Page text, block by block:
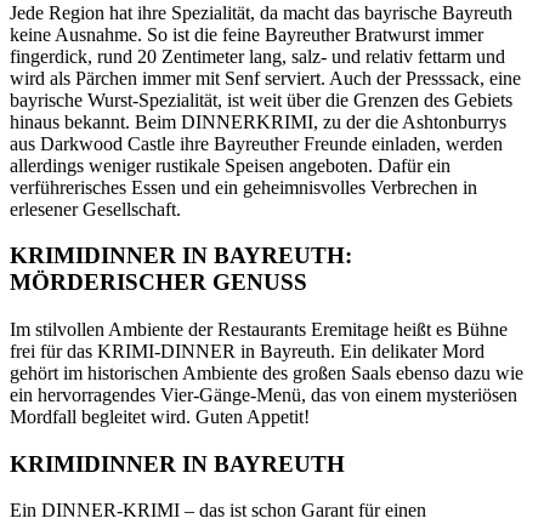
Jede Region hat ihre Spezialität, da macht das bayrische Bayreuth
keine Ausnahme. So ist die feine Bayreuther Bratwurst immer
fingerdick, rund 20 Zentimeter lang, salz- und relativ fettarm und
wird als Pärchen immer mit Senf serviert. Auch der Presssack, eine
bayrische Wurst-Spezialität, ist weit über die Grenzen des Gebiets
hinaus bekannt. Beim DINNERKRIMI, zu der die Ashtonburrys
aus Darkwood Castle ihre Bayreuther Freunde einladen, werden
allerdings weniger rustikale Speisen angeboten. Dafür ein
verführerisches Essen und ein geheimnisvolles Verbrechen in
erlesener Gesellschaft.
KRIMIDINNER IN BAYREUTH:
MÖRDERISCHER GENUSS
Im stilvollen Ambiente der Restaurants Eremitage heißt es Bühne
frei für das KRIMI-DINNER in Bayreuth. Ein delikater Mord
gehört im historischen Ambiente des großen Saals ebenso dazu wie
ein hervorragendes Vier-Gänge-Menü, das von einem mysteriösen
Mordfall begleitet wird. Guten Appetit!
KRIMIDINNER IN BAYREUTH
Ein DINNER-KRIMI – das ist schon Garant für einen